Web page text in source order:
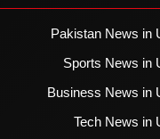
Pakistan News in
Sports News in
Business News in
Tech News in